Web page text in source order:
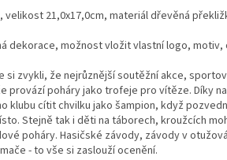
velikost 21,0x17,0cm, materiál dřevěná
dekorace, možnost vložit vlastní logo, motiv,
si zvykli, že nejrůznější soutěžní akce,
provází poháry jako trofeje pro vítěze. Díky
klubu cítit chvilku jako šampion, když
Stejně tak i děti na táborech, kroužcích
poháry. Hasičské závody, závody v
- to vše si zaslouží ocenění.